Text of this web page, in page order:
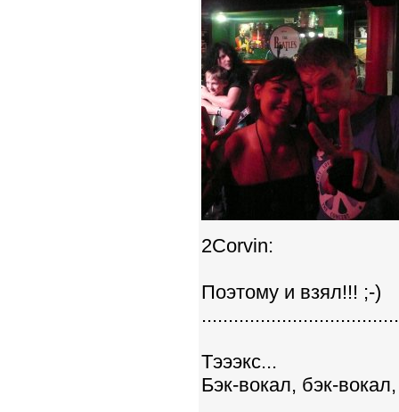
2Corvin:
Поэтому и взял!!! ;-)
Тэээкс...
Бэк-вокал, бэк-